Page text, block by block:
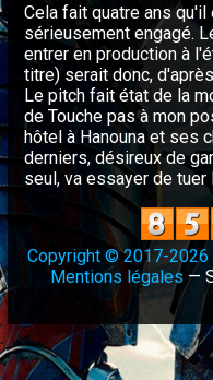
Cela fait quatre ans
sérieusement engagé.
entrer en production à
titre) serait donc,
Le pitch fait état de la
de Touche pas à mon
hôtel à Hanouna et ses
derniers, désireux de
seul, va essayer de tuer
Copyright © 2017-2026
Mentions légales —